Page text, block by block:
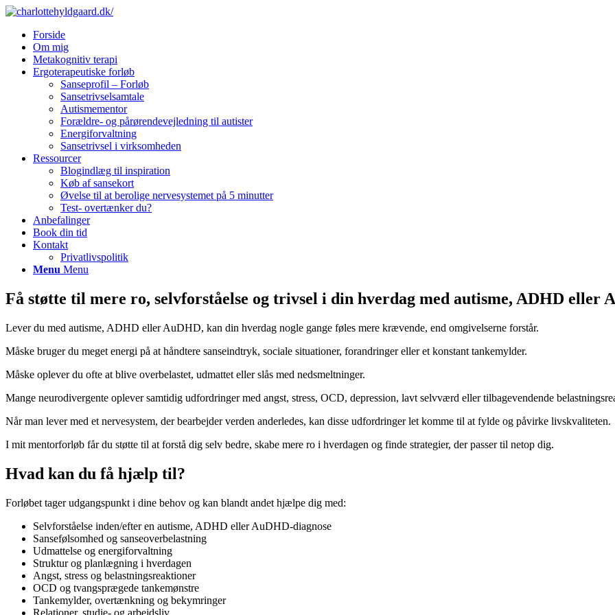
Forside
Om mig
Metakognitiv terapi
Ergoterapeutiske forløb
Sanseprofil – Forløb
Sansetrivselsamtale
Autismementor
Forældre- og pårørendevejledning til autister
Energiforvaltning
Sansetrivsel i virksomheden
Ressourcer
Blogindlæg til inspiration
Køb af sansekort
Øvelse til at berolige nervesystemet på 5 minutter
Test- overtænker du?
Anbefalinger
Book din tid
Kontakt
Privatlivspolitik
Menu Menu
Få støtte til mere ro, selvforståelse og trivsel i din hverdag med autisme, ADHD eller
Lever du med autisme, ADHD eller AuDHD, kan din hverdag nogle gange føles mere krævende, end omgivelserne forstår.
Måske bruger du meget energi på at håndtere sanseindtryk, sociale situationer, forandringer eller et konstant tankemylder.
Måske oplever du ofte at blive overbelastet, udmattet eller slås med nedsmeltninger.
Mange neurodivergente oplever samtidig udfordringer med angst, stress, OCD, depression, lavt selvværd eller tilbagevendende
Når man lever med et nervesystem, der bearbejder verden anderledes, kan disse udfordringer let komme til at fylde og påvirke livskvaliteten.
I mit mentorforløb får du støtte til at forstå dig selv bedre, skabe mere ro i hverdagen og finde strategier, der passer til netop dig.
Hvad kan du få hjælp til?
Forløbet tager udgangspunkt i dine behov og kan blandt andet hjælpe dig med:
Selvforståelse inden/efter en autisme, ADHD eller AuDHD-diagnose
Sansefølsomhed og sanseoverbelastning
Udmattelse og energiforvaltning
Struktur og planlægning i hverdagen
Angst, stress og belastningsreaktioner
OCD og tvangsprægede tankemønstre
Tankemylder, overtænkning og bekymringer
Relationer, studie- og arbejdsliv